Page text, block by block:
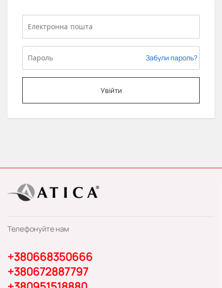
Забули пароль?
Увійти
Телефонуйте нам
+380668350666
+380672887797